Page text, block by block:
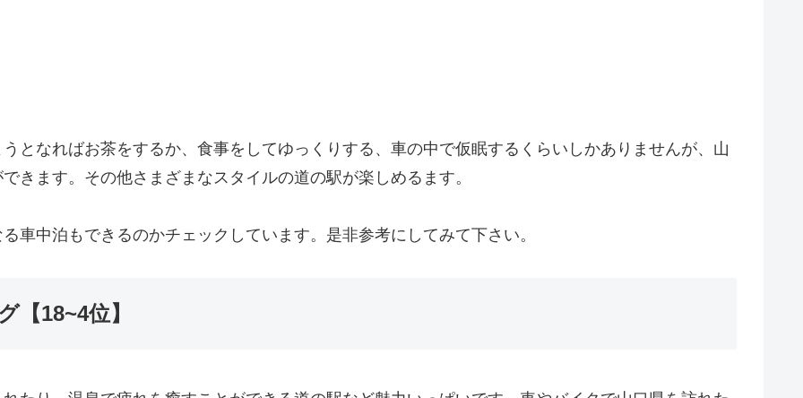
となればお茶をするか、食事をしてゆっくりする、車の中で仮眠するくらいしかありませんが、山
きます。その他さまざまなスタイルの道の駅が楽しめるます。
車中泊もできるのかチェックしています。是非参考にしてみて下さい。
【18~4位】